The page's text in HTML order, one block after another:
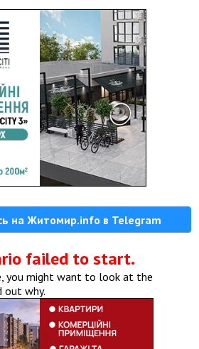
на Житомир.info в Telegram
failed to start.
you might want to look at the
out why.